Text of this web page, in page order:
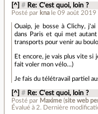
[^] # Re: C'est quoi, loin ?
Posté par kna le 09 août 2019
Ouaip, je bosse à Clichy,
dans Paris et qui met
transports pour venir au
Et encore, je vais plus vite si
fait voler mon vélo…)
Je fais du télétravail partiel
[^] # Re: C'est quoi, loin ?
Posté par Maxime (site web
Évalué à 2. Dernière